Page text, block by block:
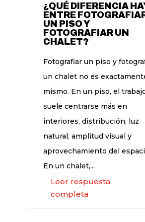
¿QUÉ DIFERENCIA
ENTRE
UN PISO Y
FOTOGRAFIAR UN
CHALET?
Fotografiar un piso y
un chalet no es
mismo. En un piso, el
suele centrarse más en
interiores, distribución, luz
natural, amplitud visual y
aprovechamiento del
En un chalet,...
Leer respuesta
completa